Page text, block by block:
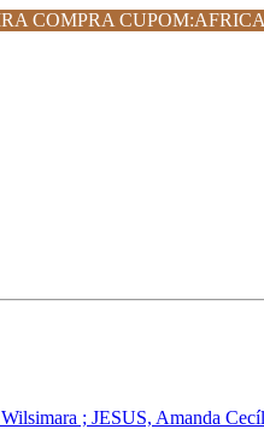
COMPRA
; JESUS, Amanda